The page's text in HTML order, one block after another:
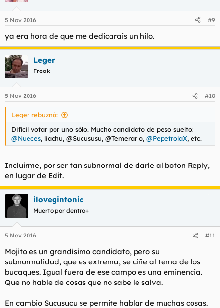
5 Nov 2016 #9
ya era hora de que me dedicarais un hilo.
Leger
Freak
5 Nov 2016 #10
Leger rebuznó:
Difícil votar por uno sólo. Mucho candidato de peso suelto:
@Nueces, liachu, @Sucususu, @Temerario, @PepetrolaX, etc.
Incluirme, por ser tan subnormal de darle al boton Reply,
en lugar de Edit.
ilovegintonic
Muerto por dentro+
5 Nov 2016 #11
Mojito es un grandísimo candidato, pero su
subnormalidad, que es extrema, se ciñe al tema de los
bucaques. Igual fuera de ese campo es una eminencia.
Que no hable de cosas que no sabe le salva.
En cambio Sucusucu se permite hablar de muchas cosas.